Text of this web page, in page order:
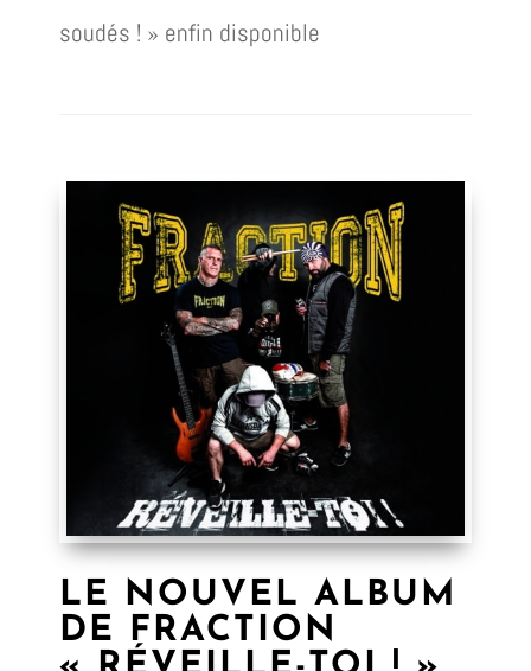
soudés ! » enfin disponible
LE NOUVEL ALBUM
DE FRACTION